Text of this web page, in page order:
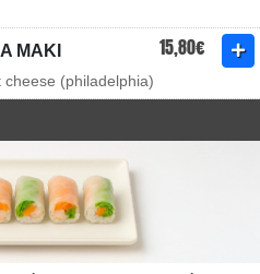
MAKI 15,80€
(philadelphia)